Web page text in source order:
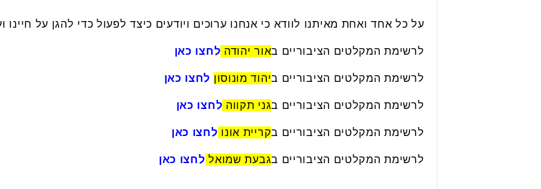
על כל אחד ואחת מאיתנו לוודא כי אנחנו ערוכים ויודעים כיצד לפעול כדי להגן על חיינו
לרשימת המקלטים הציבוריים באור יהודה לחצו כאן
לרשימת המקלטים הציבוריים ביהוד מונוסון לחצו כאן
לרשימת המקלטים הציבוריים בגני תקווה לחצו כאן
לרשימת המקלטים הציבוריים בקריית אונו לחצו כאן
לרשימת המקלטים הציבוריים בגבעת שמואל לחצו כאן